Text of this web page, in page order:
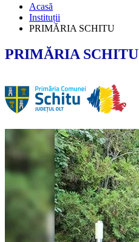
Acasă
Instituții
PRIMĂRIA SCHITU
PRIMĂRIA SCHITU